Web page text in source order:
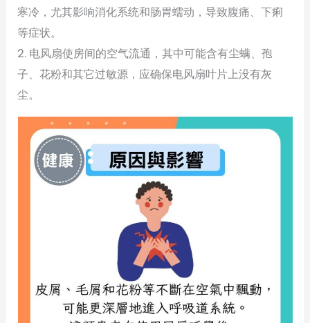
寒冷，尤其影响消化系统和肠胃蠕动，导致腹痛、下痢
等症状。
2. 电风扇使房间的空气流通，其中可能含有尘螨、孢
子、花粉和其它过敏源，应确保电风扇叶片上没有灰
尘。